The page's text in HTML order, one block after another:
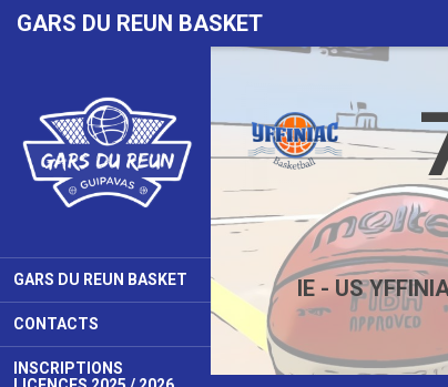
GARS DU REUN BASKET
GARS DU REUN BASKET
CONTACTS
INSCRIPTIONS
IE - US
Panneau de gestion des cookies